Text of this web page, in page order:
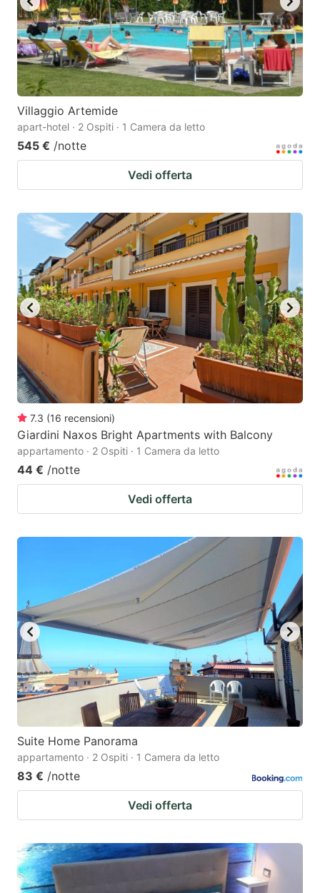
Villaggio Artemide
apart-hotel · 2 Ospiti · 1 Camera da letto
545 € /notte
Vedi offerta
7.3 (16 recensioni)
Giardini Naxos Bright Apartments with Balcony
appartamento · 2 Ospiti · 1 Camera da letto
44 € /notte
Vedi offerta
Suite Home Panorama
appartamento · 2 Ospiti · 1 Camera da letto
83 € /notte
Vedi offerta